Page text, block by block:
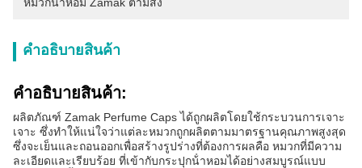
คําอธิบายสินค้า
คําอธิบายสินค้า:
ผลิตภัณฑ์ Zamak Perfume Caps ได้ถูกผลิตโดยใช้กระบวนการเจาะ
เจาะ ซึ่งทําให้แน่ใจว่าแต่ละหมวกถูกผลิตตามมาตรฐานคุณภาพสูงสุด
ซึ่งจะเย็นและถอนออกเพื่อสร้างรูปร่างที่ต้องการผลคือ หมวกที่มีความ
ละเอียดและเรียบร้อย ที่เข้ากับกระปุกน้ําหอมได้อย่างสมบูรณ์แบบ